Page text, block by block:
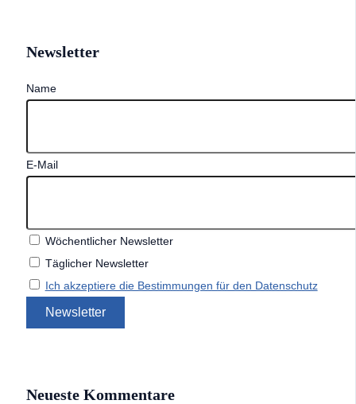
Newsletter
Name
E-Mail
Wöchentlicher Newsletter
Täglicher Newsletter
Ich akzeptiere die Bestimmungen für den Datenschutz
Neueste Kommentare